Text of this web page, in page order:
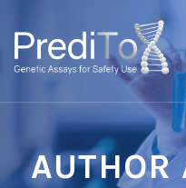
AUTHOR